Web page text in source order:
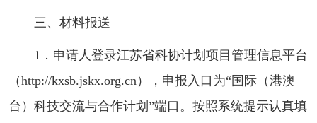
三、材料报送
1．申请人登录江苏省科协计划项目管理信息平台
（http://kxsb.jskx.org.cn），申报入口为“国际（港澳
台）科技交流与合作计划”端口。按照系统提示认真填